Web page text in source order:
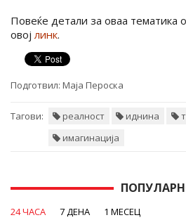
Повеќе детали за оваа тематика
овојлинк.
Подготвил: Маја Пероска
Тагови: реалност иднина
имагинација
24 ЧАСА 7 ДЕНА 1 МЕСЕЦ